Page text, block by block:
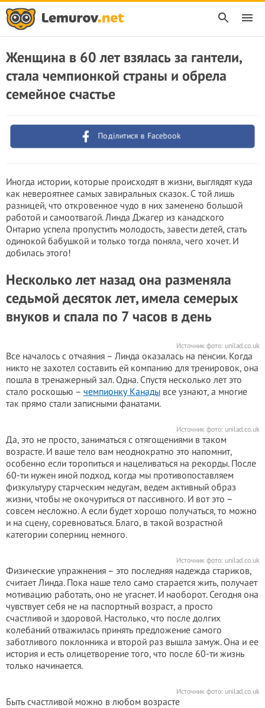
Женщина в 60 лет взялась за гантели,
стала чемпионкой страны и обрела
семейное счастье
Поділитися в Facebook
Иногда истории, которые происходят в жизни, выглядят куда
как невероятнее самых завиральных сказок. С той лишь
разницей, что откровенное чудо в них заменено большой
работой и самоотвагой. Линда Джагер из канадского
Онтарио успела пропустить молодость, завести детей, стать
одинокой бабушкой и только тогда поняла, чего хочет. И
добилась этого!
Несколько лет назад она разменяла
седьмой десяток лет, имела семерых
внуков и спала по 7 часов в день
Источник фото: unilad.co.uk
Все началось с отчаяния – Линда оказалась на пенсии. Когда
никто не захотел составить ей компанию для тренировок, она
пошла в тренажерный зал. Одна. Спустя несколько лет это
стало роскошью – чемпионку Канады все узнают, а многие
так прямо стали записными фанатами.
Источник фото: unilad.co.uk
Да, это не просто, заниматься с отягощениями в таком
возрасте. И ваше тело вам неоднократно это напомнит,
особенно если торопиться и нацеливаться на рекорды. После
60-ти нужен иной подход, когда мы противопоставляем
физкультуру старческим недугам, ведем активный образ
жизни, чтобы не окочуриться от пассивного. И вот это –
совсем несложно. А если будет хорошо получаться, то можно
и на сцену, соревноваться. Благо, в такой возрастной
категории соперниц немного.
Источник фото: unilad.co.uk
Физические упражнения – это последняя надежда стариков,
считает Линда. Пока наше тело само старается жить, получает
мотивацию работать, оно не угаснет. И наоборот. Сегодня она
чувствует себя не на паспортный возраст, а просто
счастливой и здоровой. Настолько, что после долгих
колебаний отважилась принять предложение самого
заботливого поклонника и второй раз вышла замуж. Она и ее
история и есть олицетворение того, что после 60-ти жизнь
только начинается.
Источник фото: unilad.co.uk
Быть счастливой можно в любом возрасте